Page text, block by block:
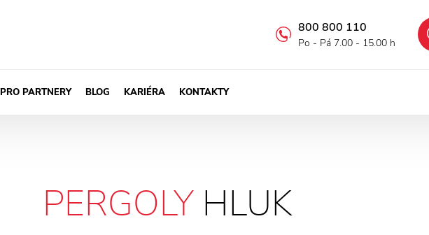
800 800 110
Po - Pá 7.00 - 15.00 h
PRO PARTNERY BLOG KARIÉRA KONTAKTY
PERGOLYHLUK